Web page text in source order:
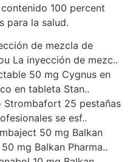
100 percent
para la salud.
de mezcla de
La inyección de mezc..
50 mg Cygnus en
en tableta Stan..
Strombafort 25 pestañas
se esf..
50 mg Balkan
mg Balkan Pharma..